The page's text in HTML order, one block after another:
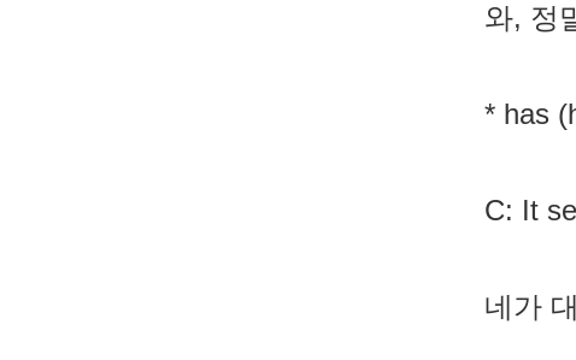
와, 정
* has
C: It
네가